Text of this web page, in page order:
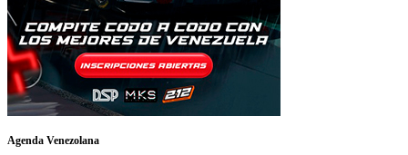
Agenda Venezolana